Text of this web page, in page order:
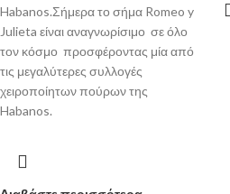
Habanos.Σήμερα το σήμα Romeo y
Julieta είναι αναγνωρίσιμο σε όλο
τον κόσμο προσφέροντας μία από
τις μεγαλύτερες συλλογές
χειροποίητων πούρων της
Habanos.